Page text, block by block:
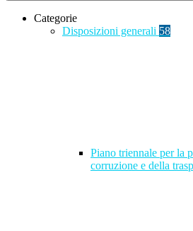
Categorie
Disposizioni generali 58
Piano triennale per la
corruzione e della